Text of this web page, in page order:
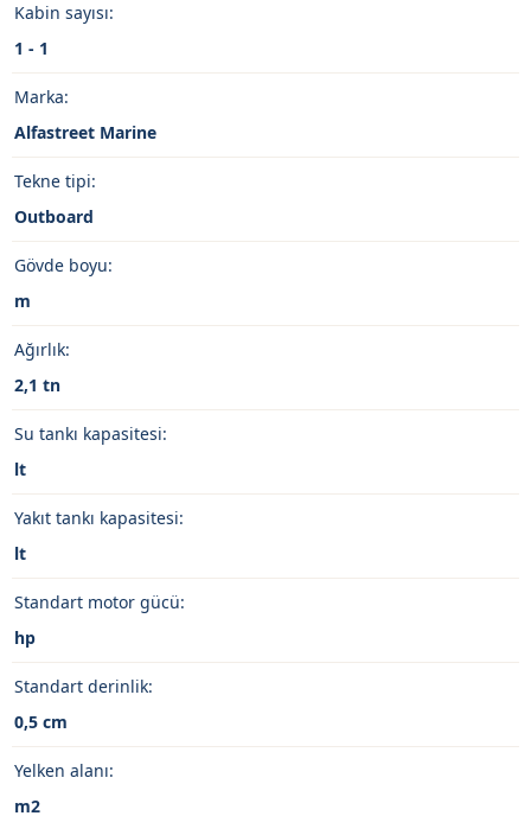
Kabin sayısı:
1 - 1
Marka:
Alfastreet Marine
Tekne tipi:
Outboard
Gövde boyu:
m
Ağırlık:
2,1 tn
Su tankı kapasitesi:
lt
Yakıt tankı kapasitesi:
lt
Standart motor gücü:
hp
Standart derinlik:
0,5 cm
Yelken alanı:
m2